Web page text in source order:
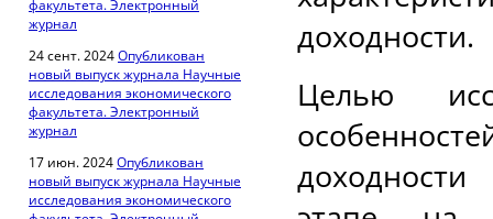
факультета. Электронный
журнал
24 сент. 2024Опубликован
новый выпуск журнала Научные
исследования экономического
факультета. Электронный
журнал
17 июн. 2024Опубликован
новый выпуск журнала Научные
исследования экономического
доходности.
Целью